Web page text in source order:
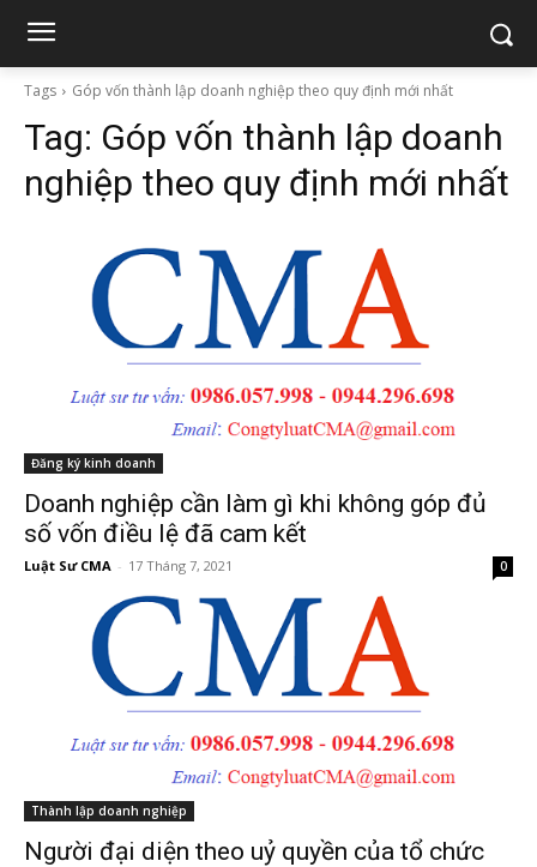
Tags Góp vốn thành lập doanh nghiệp theo quy định mới nhất
Tag: Góp vốn thành lập doanh
nghiệp theo quy định mới nhất
Đăng ký kinh doanh
Doanh nghiệp cần làm gì khi không góp đủ
số vốn điều lệ đã cam kết
Luật Sư CMA - 17 Tháng 7, 2021 0
Thành lập doanh nghiệp
Người đại diện theo uỷ quyền của tổ chức